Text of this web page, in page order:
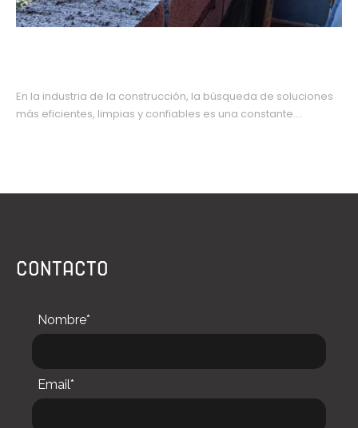
En la industria de la construcción, la búsqueda de soluciones
más eficientes, limpias y confiables es una constante....
CONTACTO
Nombre*
Email*